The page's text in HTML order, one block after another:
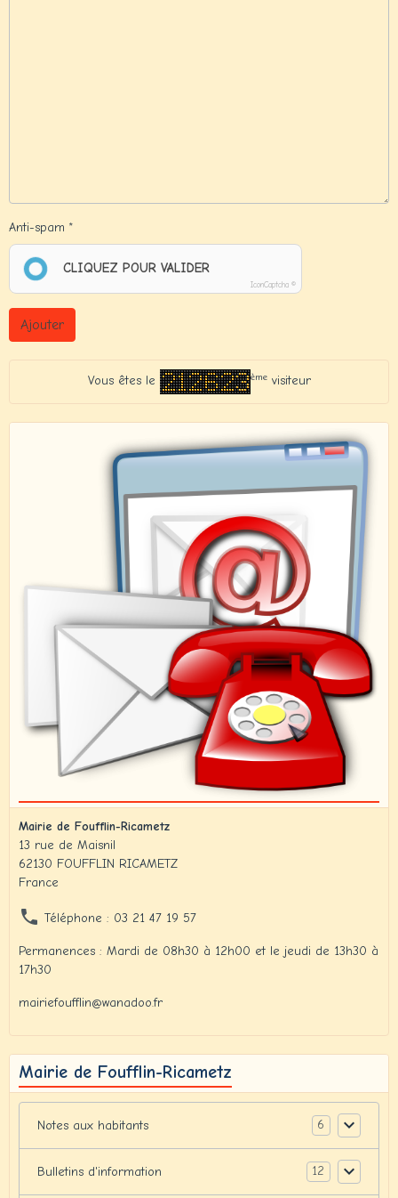
Anti-spam
CLIQUEZ POUR VALIDER
IconCaptcha ©
Ajouter
Vous êtes le èmevisiteur
Mairie de Foufflin-Ricametz
13 rue de Maisnil
62130 FOUFFLIN RICAMETZ
France
Téléphone : 03 21 47 19 57
Permanences : Mardi de 08h30 à 12h00 et le jeudi de 13h30 à
17h30
mairiefoufflin@wanadoo.fr
Mairie de Foufflin-Ricametz
Notes aux habitants 6
Bulletins d'information 12